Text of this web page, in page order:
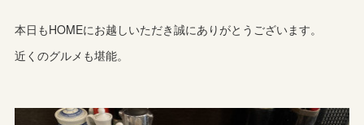
本日もHOMEにお越しいただき誠にありがとうございます。
近くのグルメも堪能。